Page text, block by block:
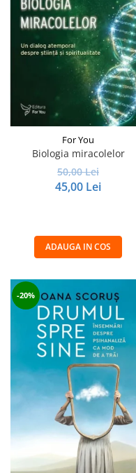
For You
Biologia miracolelor
50,00 Lei
45,00 Lei
ADAUGA IN COS
-20%